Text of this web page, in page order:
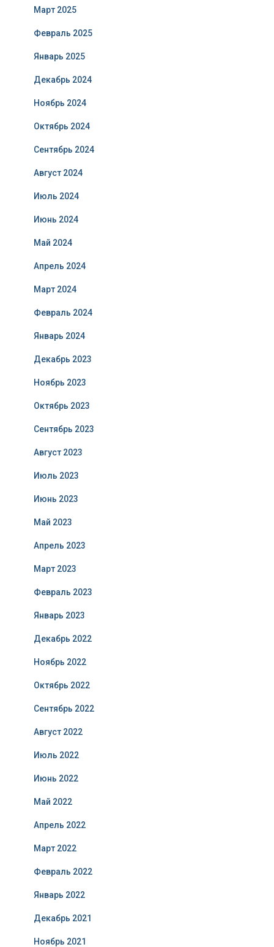
Март 2025
Февраль 2025
Январь 2025
Декабрь 2024
Ноябрь 2024
Октябрь 2024
Сентябрь 2024
Август 2024
Июль 2024
Июнь 2024
Май 2024
Апрель 2024
Март 2024
Февраль 2024
Январь 2024
Декабрь 2023
Ноябрь 2023
Октябрь 2023
Сентябрь 2023
Август 2023
Июль 2023
Июнь 2023
Май 2023
Апрель 2023
Март 2023
Февраль 2023
Январь 2023
Декабрь 2022
Ноябрь 2022
Октябрь 2022
Сентябрь 2022
Август 2022
Июль 2022
Июнь 2022
Май 2022
Апрель 2022
Март 2022
Февраль 2022
Январь 2022
Декабрь 2021
Ноябрь 2021